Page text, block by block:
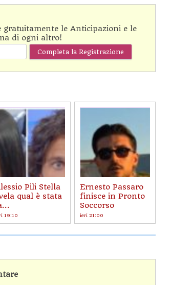
gratuitamente le Anticipazioni e le
di ogni altro!
Pili Stella
qual è stata
19:10
Ernesto Passaro
finisce in Pronto
Soccorso
ieri 21:00